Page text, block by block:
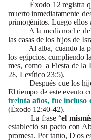
Éxodo 12 registra que
muerto inmediatamente
primogénitos. Luego ellos
A la medianoche del
las casas de los hijos de
Al alba, cuando la
los egipcios, cumpliendo
mes, como la Fiesta de la
28, Levítico 23:5).
Después que los hijos
El tiempo de este evento
treinta años, fue incluso
(Éxodo 12:40-42).
La frase “el
estableció su pacto con
promesa. Por tanto, Dios